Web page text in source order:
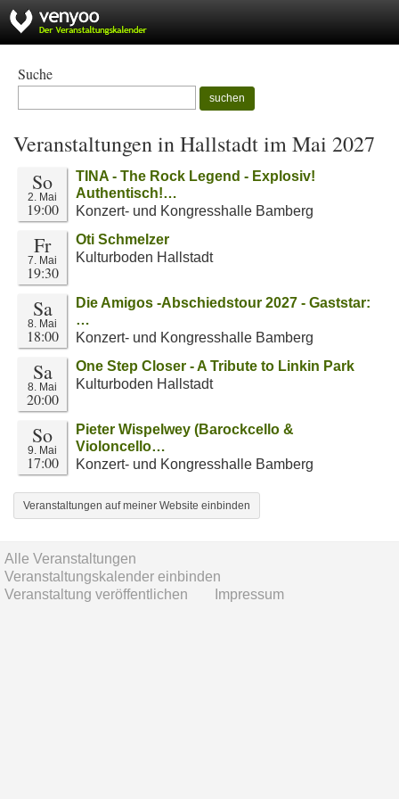
Suche
suchen
Veranstaltungen in Hallstadt im Mai 2027
So
2. Mai
19:00
TINA - The Rock Legend - Explosiv!
Authentisch!…
Konzert- und Kongresshalle Bamberg
Fr
7. Mai
19:30
Oti Schmelzer
Kulturboden Hallstadt
Sa
8. Mai
18:00
Die Amigos -Abschiedstour 2027 - Gaststar:
…
Konzert- und Kongresshalle Bamberg
Sa
8. Mai
20:00
One Step Closer - A Tribute to Linkin Park
Kulturboden Hallstadt
So
9. Mai
17:00
Pieter Wispelwey (Barockcello &
Violoncello…
Konzert- und Kongresshalle Bamberg
Veranstaltungen auf meiner Website einbinden
Alle Veranstaltungen
Veranstaltungskalender einbinden
Veranstaltung veröffentlichen
Impressum